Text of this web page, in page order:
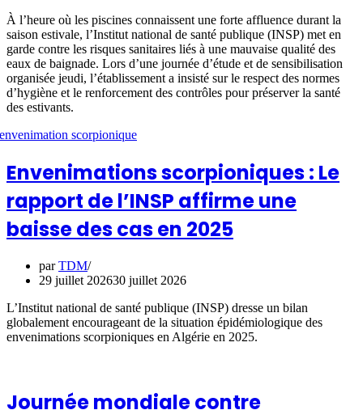
À l’heure où les piscines connaissent une forte affluence durant la
saison estivale, l’Institut national de santé publique (INSP) met en
garde contre les risques sanitaires liés à une mauvaise qualité des
eaux de baignade. Lors d’une journée d’étude et de sensibilisation
organisée jeudi, l’établissement a insisté sur le respect des normes
d’hygiène et le renforcement des contrôles pour préserver la santé
des estivants.
Envenimations scorpioniques : Le
rapport de l’INSP affirme une
baisse des cas en 2025
parTDM
29 juillet 202630 juillet 2026
L’Institut national de santé publique (INSP) dresse un bilan
globalement encourageant de la situation épidémiologique des
envenimations scorpioniques en Algérie en 2025.
Journée mondiale contre